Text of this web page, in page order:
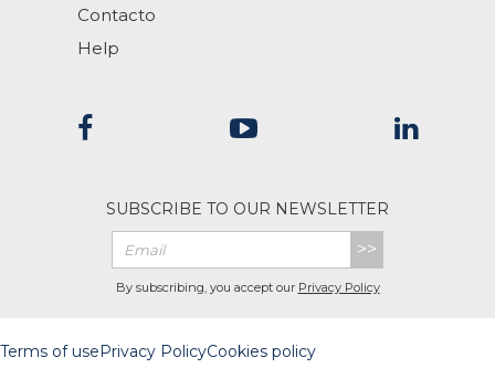
Contacto
Help
SUBSCRIBE TO OUR NEWSLETTER
>>
By subscribing, you accept our Privacy Policy
Terms of usePrivacy PolicyCookies policy